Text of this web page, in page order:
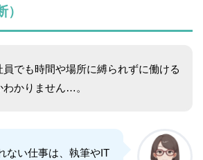
員でも時間や場所に縛られずに働ける
わかりません…。
ない仕事は、執筆やIT